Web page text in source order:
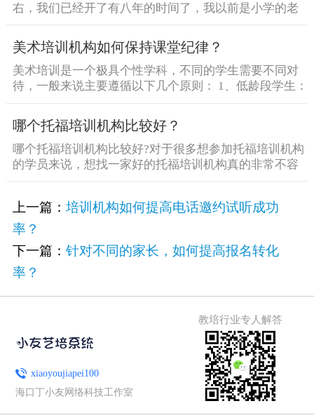
右，我们已经开了有八年的时间了，我以前是小学的老
美术培训机构如何保持课堂纪律？
美术培训是一个极具个性学科，不同的学生需要不同对
待，一般来说主要遵循以下几个原则： 1、低龄段学生：
哪个托福培训机构比较好？
哪个托福培训机构比较好?对于很多想参加托福培训机构
的学员来说，想找一家好的托福培训机构真的非常不容
上一篇： 培训机构如何提高电话邀约试听成功
率？
下一篇： 针对不同的家长，如何提高报名转化
率？
xiaoyoujiapei100
海口丁小友网络科技工作室
教培行业专人解答